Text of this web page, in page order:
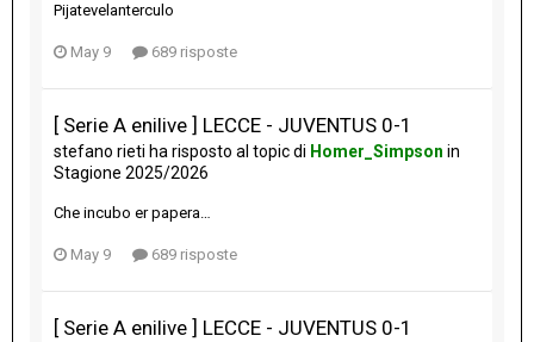
Pijatevelanterculo
May 9 689 risposte
[ Serie A enilive ] LECCE - JUVENTUS 0-1
stefano rieti ha risposto al topic di Homer_Simpson in
Stagione 2025/2026
Che incubo er papera…
May 9 689 risposte
[ Serie A enilive ] LECCE - JUVENTUS 0-1